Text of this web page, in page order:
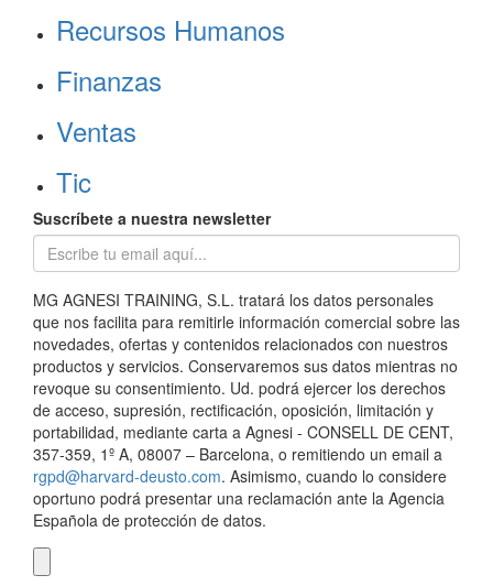
Recursos Humanos
Finanzas
Ventas
Tic
Suscríbete a nuestra newsletter
MG AGNESI TRAINING, S.L. tratará los datos personales
que nos facilita para remitirle información comercial sobre las
novedades, ofertas y contenidos relacionados con nuestros
productos y servicios. Conservaremos sus datos mientras no
revoque su consentimiento. Ud. podrá ejercer los derechos
de acceso, supresión, rectificación, oposición, limitación y
portabilidad, mediante carta a Agnesi - CONSELL DE CENT,
357-359, 1º A, 08007 – Barcelona, o remitiendo un email a
rgpd@harvard-deusto.com. Asimismo, cuando lo considere
oportuno podrá presentar una reclamación ante la Agencia
Española de protección de datos.